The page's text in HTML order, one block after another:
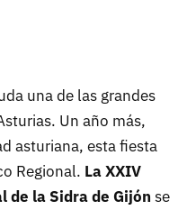
una de las grandes
Un año más,
asturiana, esta fiesta
Regional. La XXIV
de la Sidra de Gijón se